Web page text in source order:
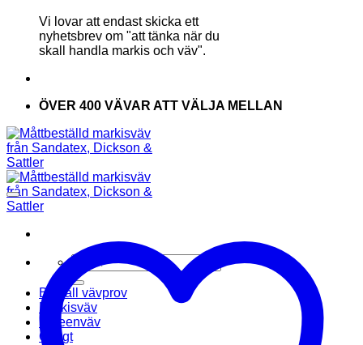
Vi lovar att endast skicka ett
nyhetsbrev om "att tänka när du
skall handla markis och väv".
ÖVER 400 VÄVAR ATT VÄLJA MELLAN
Sök
efter:
Beställ vävprov
Markisväv
Screenväv
Övrigt